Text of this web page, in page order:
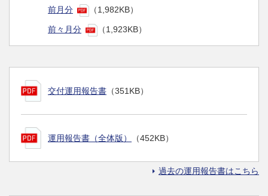
前月分 （1,982KB）
前々月分 （1,923KB）
交付運用報告書 （351KB）
運用報告書（全体版） （452KB）
過去の運用報告書はこちら